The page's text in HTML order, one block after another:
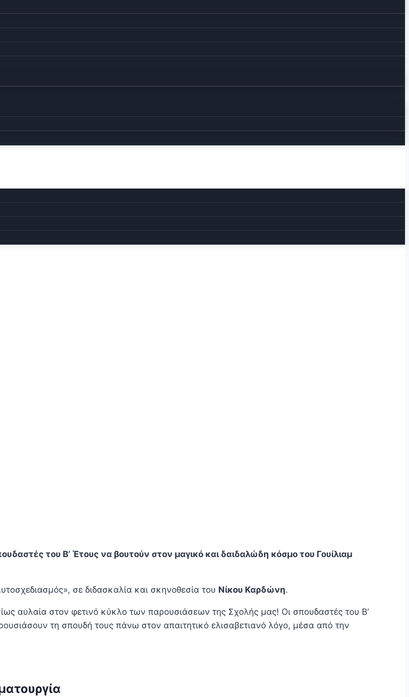
του Β’ Έτους να βουτούν στον μαγικό και δαιδαλώδη κόσμο του Γουίλιαμ
σε διδασκαλία και σκηνοθεσία του Νίκου Καρδώνη.
αυλαία στον φετινό κύκλο των παρουσιάσεων της Σχολής μας! Οι σπουδαστές του Β’
τη σπουδή τους πάνω στον απαιτητικό ελισαβετιανό λόγο, μέσα από την